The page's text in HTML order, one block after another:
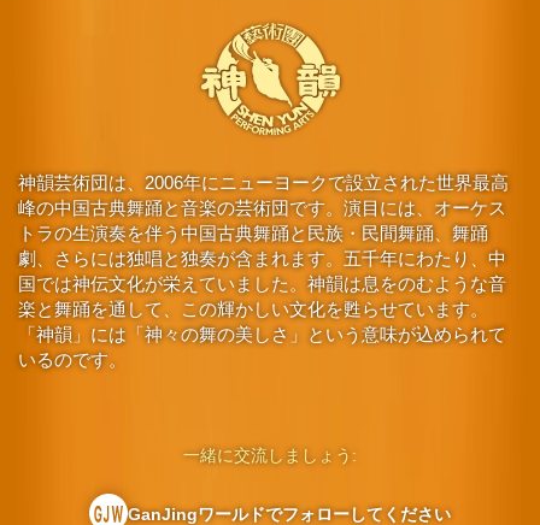
神韻芸術団は、2006年にニューヨークで設立された世界最高
峰の中国古典舞踊と音楽の芸術団です。演目には、オーケス
トラの生演奏を伴う中国古典舞踊と民族・民間舞踊、舞踊
劇、さらには独唱と独奏が含まれます。五千年にわたり、中
国では神伝文化が栄えていました。神韻は息をのむような音
楽と舞踊を通して、この輝かしい文化を甦らせています。
「神韻」には「神々の舞の美しさ」という意味が込められて
いるのです。
一緒に交流しましょう:
GanJingワールドでフォローしてください